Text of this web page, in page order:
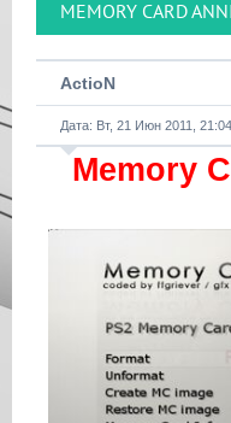
MEMORY CARD
ActioN
Дата: Вт, 21 Июн 2011,
Memory